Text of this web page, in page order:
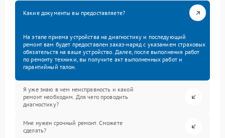
Какие документы вы предоставляете?
На этапе приема устройства на диагностику и последующий
ремонт вам будет предоставлен заказ-наряд с указанием страховых
обязательств на ваше устройство. Далее, после выполнения работ
по ремонту техники, вы получите акт выполненных работ и
гарантийный талон.
Я уже знаю в чем неисправность и какой
ремонт необходим. Для чего проводить
диагностику?
Мне нужен срочный ремонт. Сможете
сделать?